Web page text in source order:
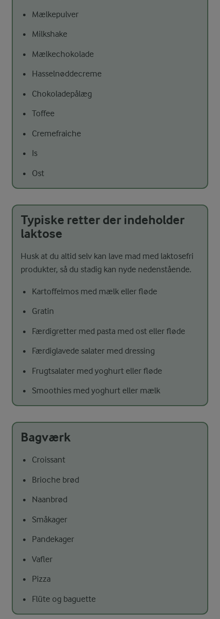
Mælkepulver
Milkshake
Mælkechokolade
Hasselnøddecreme
Chokoladepålæg
Toffee
Cremefraiche
Is
Ost
Typiske retter der indeholder
laktose
Husk at du altid selv kan lave mad med laktosefri
produkter, så du stadig kan nyde nedenstående.
Kartoffelmos med mælk eller fløde
Gratin
Færdigretter med pasta med ost eller fløde
Færdiglavede salater med dressing
Frugtsalater med yoghurt eller fløde
Smoothies med yoghurt eller mælk
Bagværk
Croissant
Brioche brød
Naanbrød
Småkager
Pandekager
Vafler
Pizza
Flüte og baguette